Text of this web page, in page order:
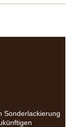
Sonderlackierung